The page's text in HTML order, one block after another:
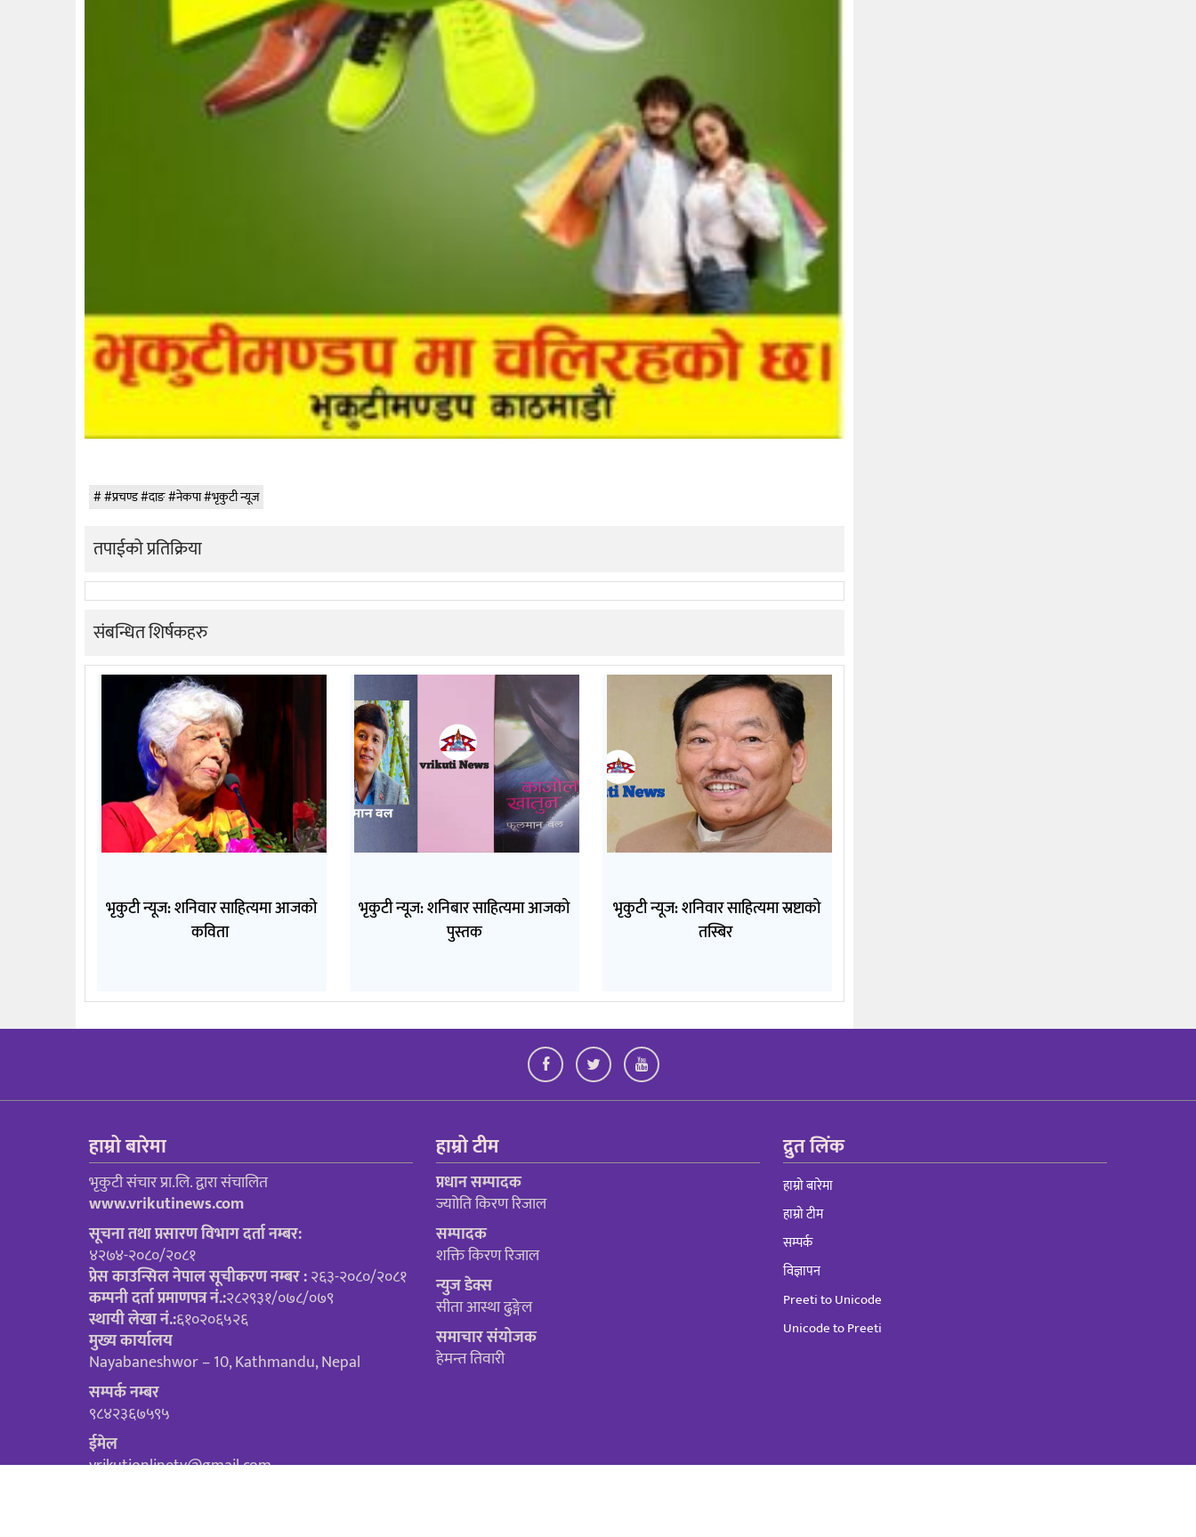
#प्रचण्ड #दाङ #नेकपा #भृकुटी न्यूज
तपाईको प्रतिक्रिया
संबन्धित शिर्षकहरु
भृकुटी न्यूज: शनिवार साहित्यमा आजको
कविता
भृकुटी न्यूज: शनिबार साहित्यमा आजको
पुस्तक
भृकुटी न्यूज: शनिवार साहित्यमा स्रष्टाको
तस्बिर
हाम्रो बारेमा
भृकुटी संचार प्रा.लि. द्वारा संचालित
www.vrikutinews.com
सूचना तथा प्रसारण विभाग दर्ता नम्बर:
४२७४-२०८०/२०८१
प्रेस काउन्सिल नेपाल सूचीकरण नम्बर :२६३-२०८०/२०८१
कम्पनी दर्ता प्रमाणपत्र नं.:२८२९३१/०७८/०७९
स्थायी लेखा नं.:६१०२०६५२६
मुख्य कार्यालय
Nayabaneshwor – 10, Kathmandu, Nepal
सम्पर्क नम्बर
९८४२३६७५९५
ईमेल
vrikutionlinetv@gmail.com
हाम्रो टीम
प्रधान सम्पादक
ज्याोति किरण रिजाल
सम्पादक
शक्ति किरण रिजाल
न्युज डेक्स
सीता आस्था ढुङ्गेल
समाचार संयोजक
हेमन्त तिवारी
द्रुत लिंक
हाम्रो बारेमा
हाम्रो टीम
सम्पर्क
विज्ञापन
Preeti to Unicode
Unicode to Preeti